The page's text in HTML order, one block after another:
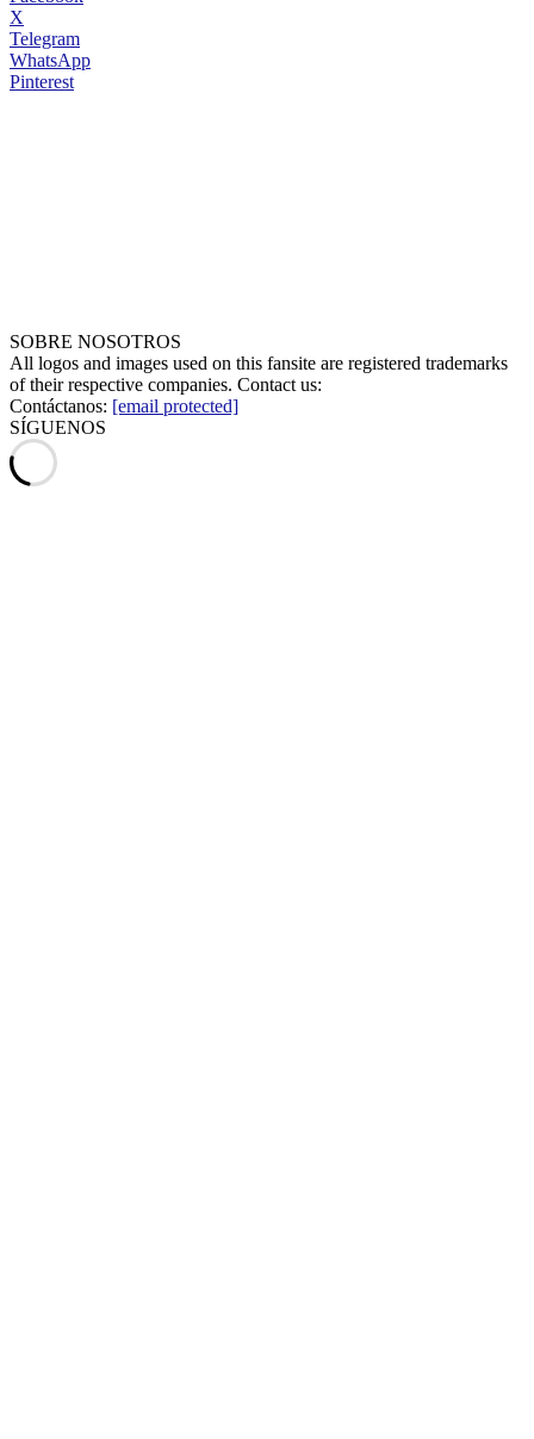
X
Telegram
WhatsApp
Pinterest
SOBRE NOSOTROS
All logos and images used on this fansite are registered trademarks
of their respective companies. Contact us:
Contáctanos: [email protected]
SÍGUENOS